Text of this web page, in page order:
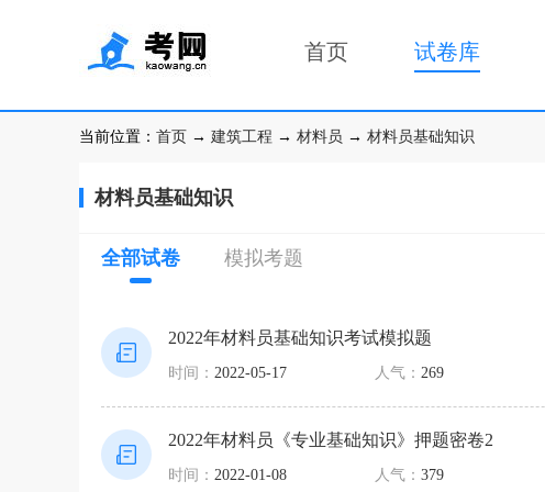
首页 试卷库
当前位置： 首页 → 建筑工程 → 材料员 → 材料员基础知识
材料员基础知识
全部试卷 模拟考题
2022年材料员基础知识考试模拟题
时间： 2022-05-17 人气： 269
2022年材料员《专业基础知识》押题密卷2
时间： 2022-01-08 人气： 379